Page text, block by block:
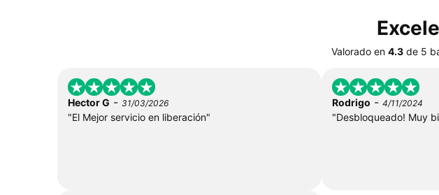
Valorado en 4.3 de 5
Hector G - 31/03/2026
"El Mejor servicio en liberación"
Rodrigo - 4/11/2024
"Desbloqueado! Muy